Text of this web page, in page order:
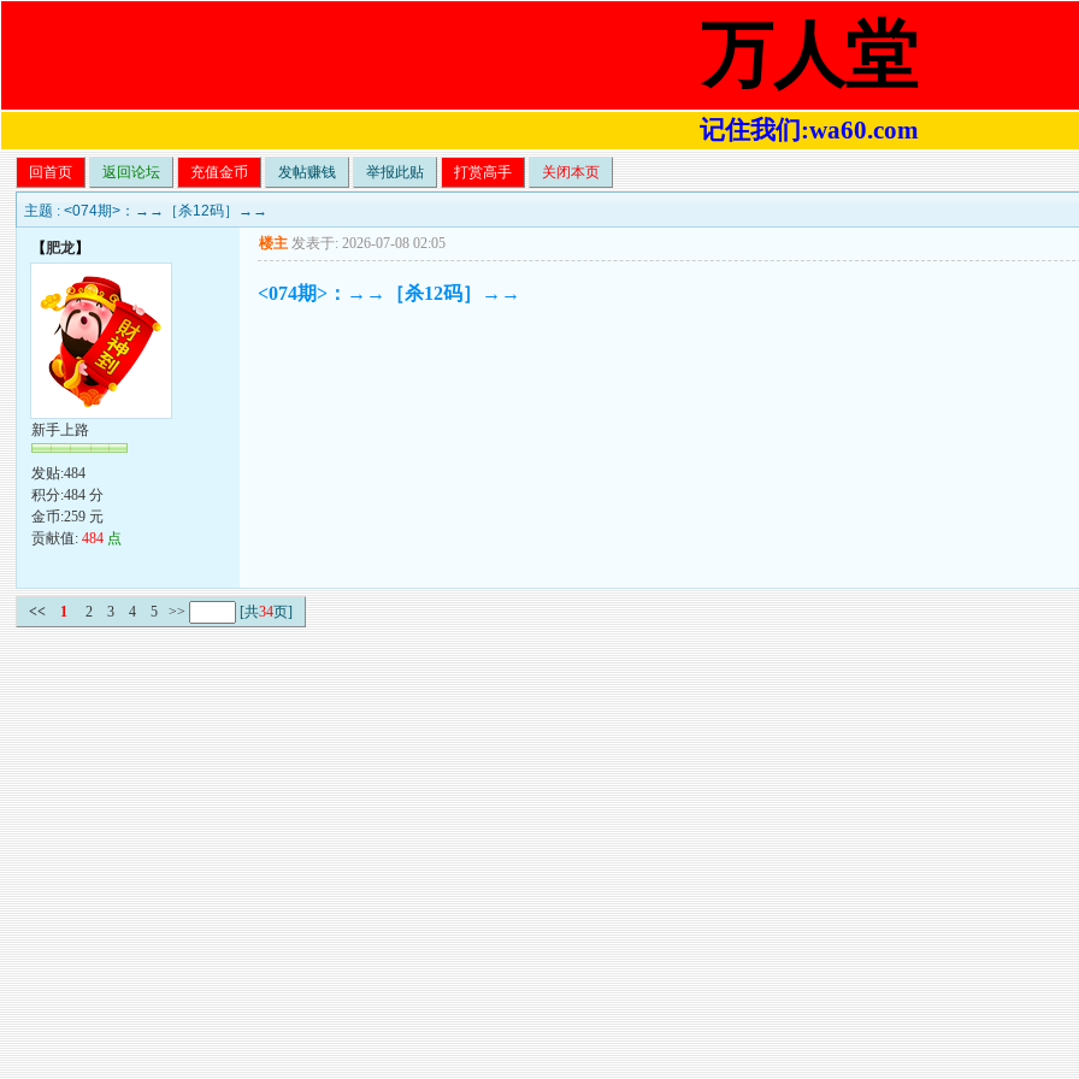
万人堂
记住我们:wa60.com
回首页 返回论坛 充值金币 发帖赚钱 举报此贴 打赏高手 关闭本页
主题 :<074期>：→→［杀12码］→→
【肥龙】
新手上路
发贴:484
积分:484 分
金币:259 元
贡献值:484 点
楼主 发表于: 2026-07-08 02:05
<074期>：→→［杀12码］→→
<< 1 2 3 4 5 >> [共34页]